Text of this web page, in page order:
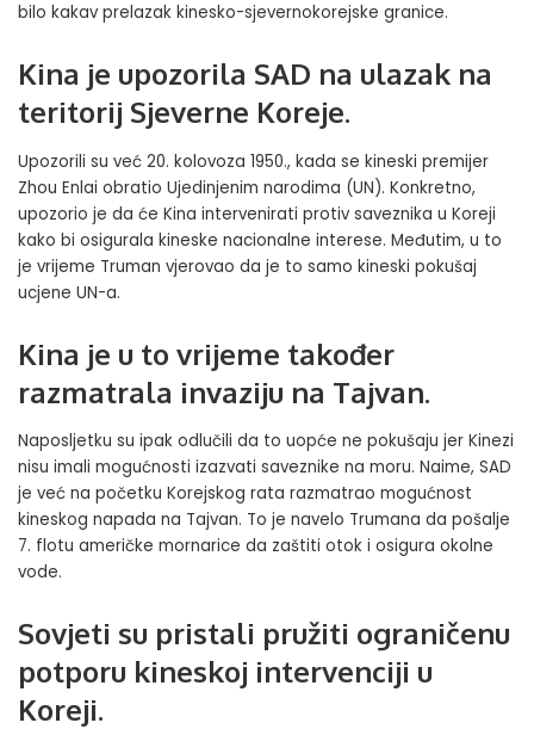
bilo kakav prelazak kinesko-sjevernokorejske granice.
Kina je upozorila SAD na ulazak na
teritorij Sjeverne Koreje.
Upozorili su već 20. kolovoza 1950., kada se kineski premijer
Zhou Enlai obratio Ujedinjenim narodima (UN). Konkretno,
upozorio je da će Kina intervenirati protiv saveznika u Koreji
kako bi osigurala kineske nacionalne interese. Međutim, u to
je vrijeme Truman vjerovao da je to samo kineski pokušaj
ucjene UN-a.
Kina je u to vrijeme također
razmatrala invaziju na Tajvan.
Naposljetku su ipak odlučili da to uopće ne pokušaju jer Kinezi
nisu imali mogućnosti izazvati saveznike na moru. Naime, SAD
je već na početku Korejskog rata razmatrao mogućnost
kineskog napada na Tajvan. To je navelo Trumana da pošalje
7. flotu američke mornarice da zaštiti otok i osigura okolne
vode.
Sovjeti su pristali pružiti ograničenu
potporu kineskoj intervenciji u
Koreji.